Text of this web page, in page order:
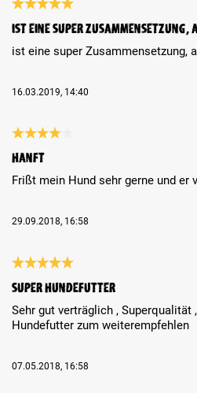
ist eine super
ist eine super Zusammensetzung,
16.03.2019, 14:40
Hanft
Frißt mein Hund sehr gerne und er
29.09.2018, 16:58
Super Hundefutter
Sehr gut verträglich , Superqualität
Hundefutter zum weiterempfehlen
07.05.2018, 16:58